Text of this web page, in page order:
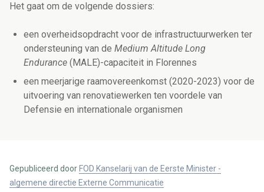
Het gaat om de volgende dossiers:
een overheidsopdracht voor de infrastructuurwerken ter
ondersteuning van de Medium Altitude Long
Endurance (MALE)-capaciteit in Florennes
een meerjarige raamovereenkomst (2020-2023) voor de
uitvoering van renovatiewerken ten voordele van
Defensie en internationale organismen
Gepubliceerd door FOD Kanselarij van de Eerste Minister -
algemene directie Externe Communicatie